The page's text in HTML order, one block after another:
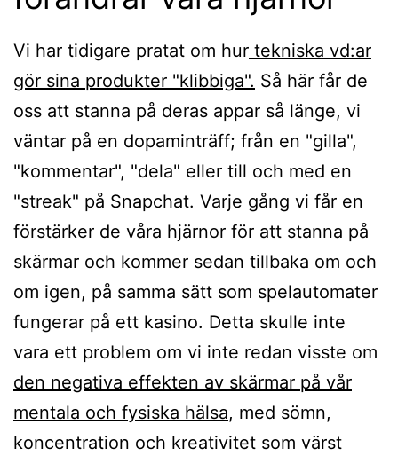
Vi har tidigare pratat om hur tekniska vd:ar
gör sina produkter "klibbiga". Så här får de
oss att stanna på deras appar så länge, vi
väntar på en dopaminträff; från en "gilla",
"kommentar", "dela" eller till och med en
"streak" på Snapchat. Varje gång vi får en
förstärker de våra hjärnor för att stanna på
skärmar och kommer sedan tillbaka om och
om igen, på samma sätt som spelautomater
fungerar på ett kasino. Detta skulle inte
vara ett problem om vi inte redan visste om
den negativa effekten av skärmar på vår
mentala och fysiska hälsa, med sömn,
koncentration och kreativitet som värst